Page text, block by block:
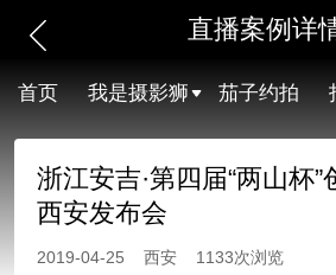
直播案例详
首页 我是摄影狮 茄子约拍
浙江安吉·第四届“两山杯
西安发布会
2019-04-25 西安 1133次浏览